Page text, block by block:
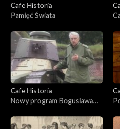
Cafe Historia
Pamięć Świata
Cafe Historia
Nowy program Boguslawa